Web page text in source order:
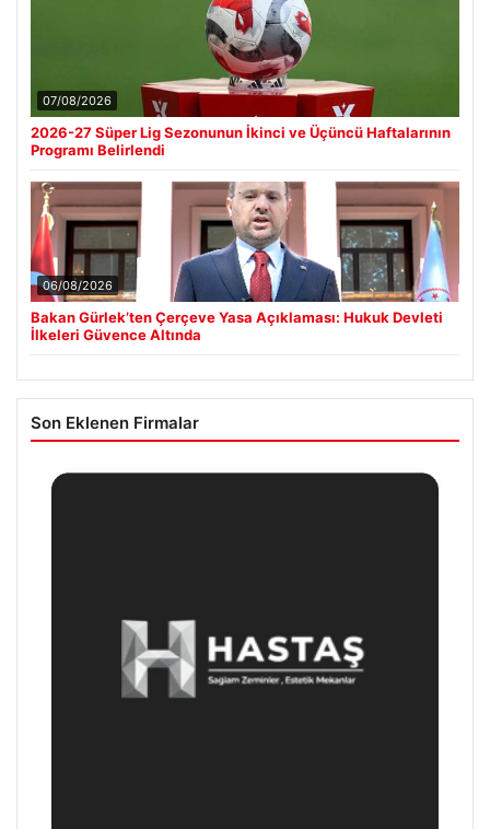
07/08/2026
2026-27 Süper Lig Sezonunun İkinci ve Üçüncü Haftalarının
Programı Belirlendi
06/08/2026
Bakan Gürlek’ten Çerçeve Yasa Açıklaması: Hukuk Devleti
İlkeleri Güvence Altında
Son Eklenen Firmalar